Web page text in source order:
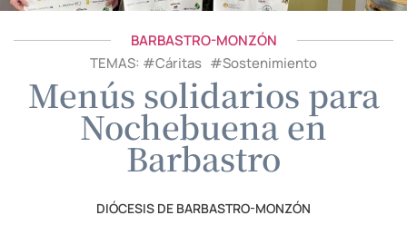
BARBASTRO-MONZÓN
TEMAS: #Cáritas #Sostenimiento
Menús solidarios para
Nochebuena en
Barbastro
DIÓCESIS DE BARBASTRO-MONZÓN